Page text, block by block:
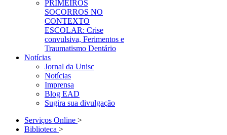
PRIMEIROS
SOCORROS NO
CONTEXTO
ESCOLAR: Crise
convulsiva, Ferimentos e
Traumatismo Dentário
Notícias
Jornal da Unisc
Notícias
Imprensa
Blog EAD
Sugira sua divulgação
Serviços Online >
Biblioteca >